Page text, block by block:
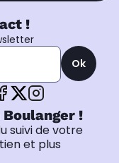
!
Ok
!
suivi de votre
et plus